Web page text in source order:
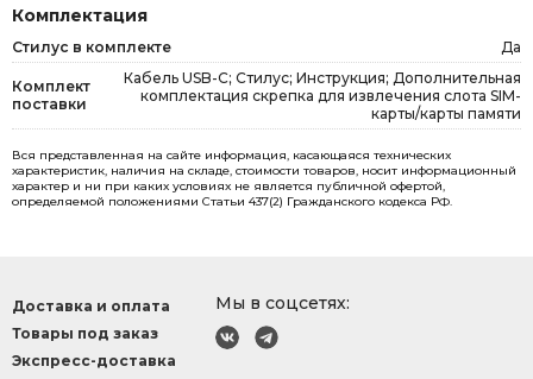
Комплектация
Стилус в комплекте Да
Комплект
поставки
Кабель USB-C; Стилус; Инструкция; Дополнительная
комплектация скрепка для извлечения слота SIM-
карты/карты памяти
Вся представленная на сайте информация, касающаяся технических
характеристик, наличия на складе, стоимости товаров, носит информационный
характер и ни при каких условиях не является публичной офертой,
определяемой положениями Статьи 437(2) Гражданского кодекса РФ.
Мы в соцсетях:
Доставка и оплата
Товары под заказ
Экспресс-доставка